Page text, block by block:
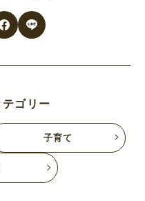
ゴリー
子育て